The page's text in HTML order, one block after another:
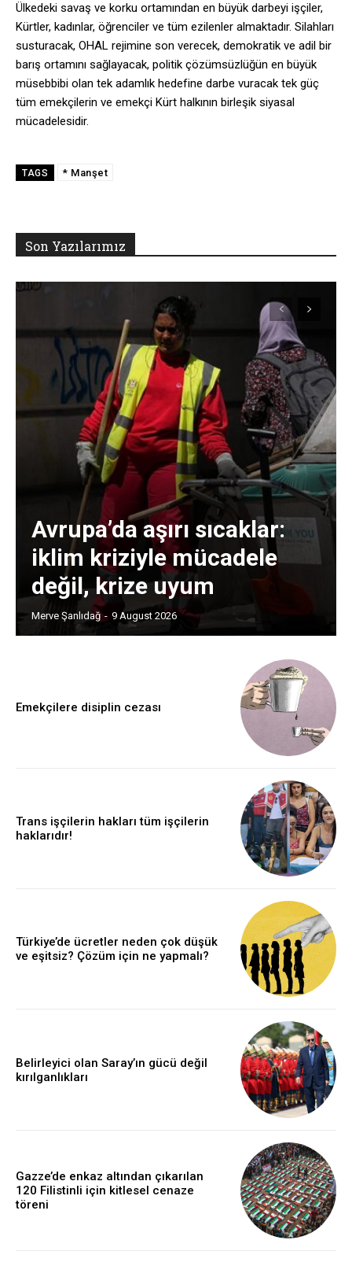
Ülkedeki savaş ve korku ortamından en büyük darbeyi işçiler,
Kürtler, kadınlar, öğrenciler ve tüm ezilenler almaktadır. Silahları
susturacak, OHAL rejimine son verecek, demokratik ve adil bir
barış ortamını sağlayacak, politik çözümsüzlüğün en büyük
müsebbibi olan tek adamlık hedefine darbe vuracak tek güç
tüm emekçilerin ve emekçi Kürt halkının birleşik siyasal
mücadelesidir.
TAGS * Manşet
Son Yazılarımız
Avrupa’da aşırı sıcaklar:
iklim kriziyle mücadele
değil, krize uyum
Merve Şanlıdağ - 9 August 2026
Emekçilere disiplin cezası
Trans işçilerin hakları tüm işçilerin
haklarıdır!
Türkiye’de ücretler neden çok düşük
ve eşitsiz? Çözüm için ne yapmalı?
Belirleyici olan Saray’ın gücü değil
kırılganlıkları
Gazze’de enkaz altından çıkarılan
120 Filistinli için kitlesel cenaze
töreni